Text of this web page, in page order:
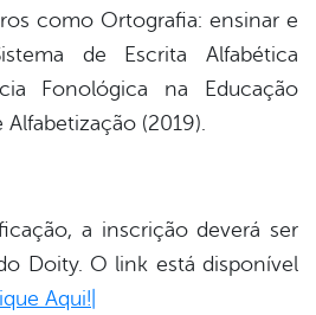
como Ortografia: ensinar e
de Escrita Alfabética
Fonológica na Educação
(2019).
a inscrição deverá ser
Doity. O link está disponível
Aqui!|